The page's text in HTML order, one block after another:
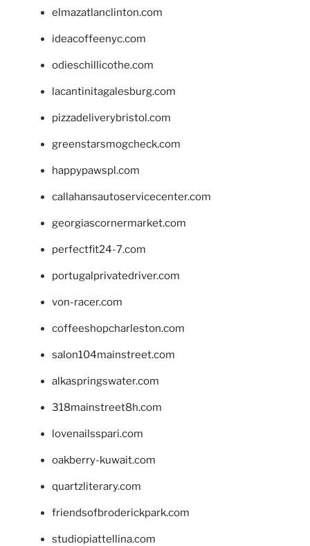
elmazatlanclinton.com
ideacoffeenyc.com
odieschillicothe.com
lacantinitagalesburg.com
pizzadeliverybristol.com
greenstarsmogcheck.com
happypawspl.com
callahansautoservicecenter.com
georgiascornermarket.com
perfectfit24-7.com
portugalprivatedriver.com
von-racer.com
coffeeshopcharleston.com
salon104mainstreet.com
alkaspringswater.com
318mainstreet8h.com
lovenailsspari.com
oakberry-kuwait.com
quartzliterary.com
friendsofbroderickpark.com
studiopiattellina.com